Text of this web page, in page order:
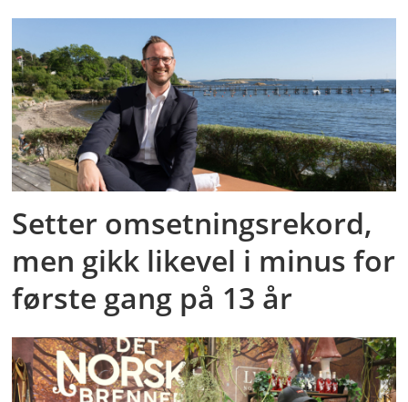
Setter omsetningsrekord,
men gikk likevel i minus for
første gang på 13 år